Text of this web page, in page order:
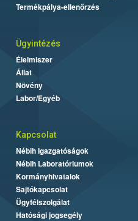
Termékpálya-ellenőrzés
Ügyintézés
Élelmiszer
Állat
Növény
Labor/Egyéb
Kapcsolat
Nébih Igazgatóságok
Nébih Laboratóriumok
Kormányhivatalok
Sajtókapcsolat
Ügyfélszolgálat
Hatósági jogsegély